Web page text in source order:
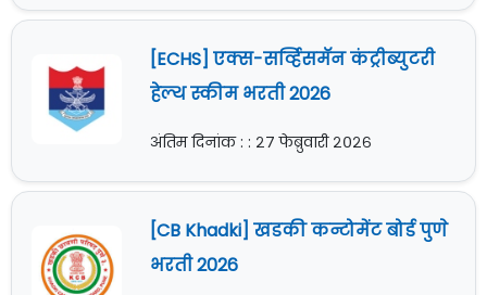
[ECHS] एक्स-सर्व्हिसमॅन कंट्रीब्युटरी
हेल्थ स्कीम भरती 2026
अंतिम दिनांक : : २७ फेब्रुवारी २०२६
[CB Khadki] खडकी कन्टोमेंट बोर्ड पुणे
भरती 2026